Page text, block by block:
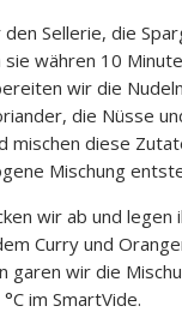
Sellerie, die
sie währen 10
wir die
die Nüsse
mischen diese
Mischung
wir ab und legen
Curry und
garen wir die
im SmartVide.